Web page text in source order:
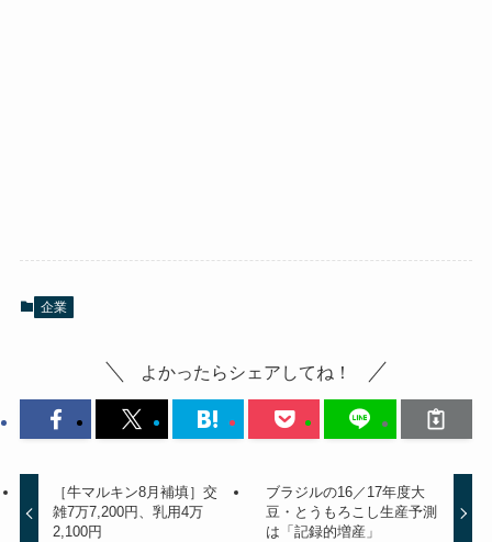
企業
よかったらシェアしてね！
［牛マルキン8月補填］交
雑7万7,200円、乳用4万
2,100円
ブラジルの16／17年度大
豆・とうもろこし生産予測
は「記録的増産」